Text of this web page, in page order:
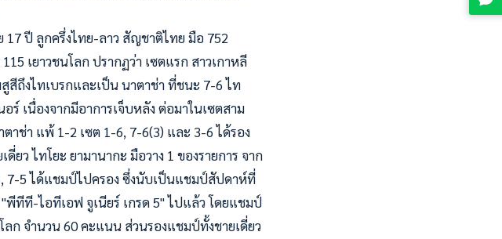
ปี ลูกครึ่งไทย-ลาว สัญชาติไทย มือ 752
เยาวชนโลก ปรากฏว่า เซตแรก สาวเกาหลี
สีถึงไทเบรกและเป็น นาตาช่า ที่ชนะ 7-6 ไท
ร์ เนื่องจากมีอาการเจ็บหลัง ต่อมาในเซตสาม
าช่า แพ้ 1-2 เซต 1-6, 7-6(3) และ 3-6 ได้รอง
ว ไทโยะ ยามานากะ มือวาง 1 ของรายการ จาก
7-5 ได้แชมป์ไปครอง ซึ่งนับเป็นแชมป์สัปดาห์ที่
ทีที-ไอทีเอฟ จูเนียร์ เกรด 5" ไปแล้ว โดยแชมป์
ก จำนวน 60 คะแนน ส่วนรองแชมป์ทั้งชายเดี่ยว